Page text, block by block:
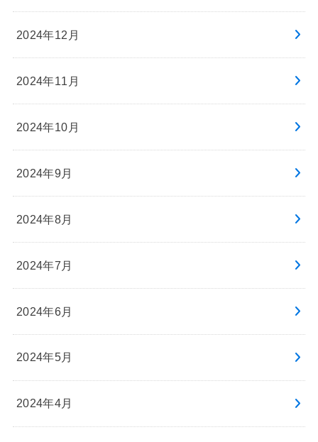
2024年12月
2024年11月
2024年10月
2024年9月
2024年8月
2024年7月
2024年6月
2024年5月
2024年4月